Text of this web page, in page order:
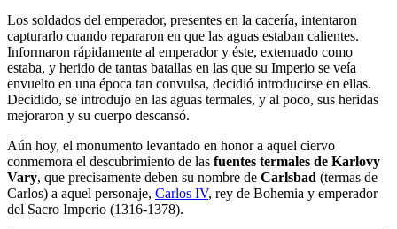
Los soldados del emperador, presentes en la cacería, intentaron
capturarlo cuando repararon en que las aguas estaban calientes.
Informaron rápidamente al emperador y éste, extenuado como
estaba, y herido de tantas batallas en las que su Imperio se veía
envuelto en una época tan convulsa, decidió introducirse en ellas.
Decidido, se introdujo en las aguas termales, y al poco, sus heridas
mejoraron y su cuerpo descansó.
Aún hoy, el monumento levantado en honor a aquel ciervo
conmemora el descubrimiento de las fuentes termales de Karlovy
Vary, que precisamente deben su nombre de Carlsbad (termas de
Carlos) a aquel personaje, Carlos IV, rey de Bohemia y emperador
del Sacro Imperio (1316-1378).